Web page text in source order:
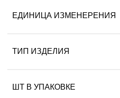
ЕДИНИЦА ИЗМЕНЕРЕНИЯ
ТИП ИЗДЕЛИЯ
ШТ В УПАКОВКЕ